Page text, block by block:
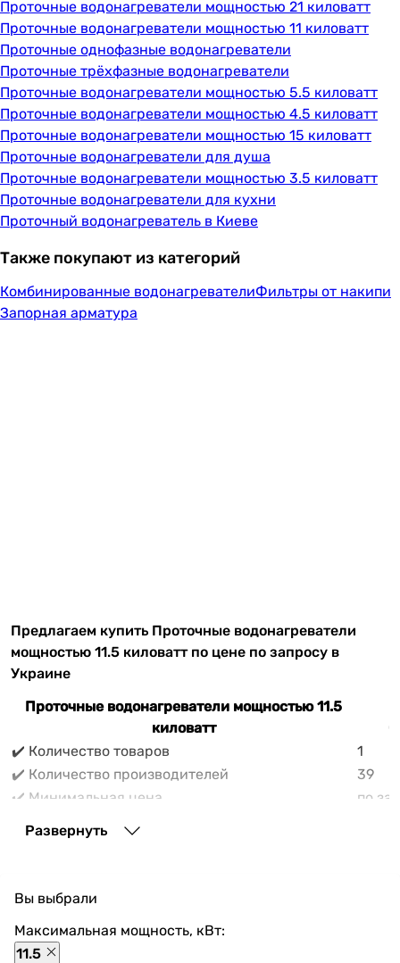
Проточные водонагреватели мощностью 21 киловатт
Проточные водонагреватели мощностью 11 киловатт
Проточные однофазные водонагреватели
Проточные трёхфазные водонагреватели
Проточные водонагреватели мощностью 5.5 киловатт
Проточные водонагреватели мощностью 4.5 киловатт
Проточные водонагреватели мощностью 15 киловатт
Проточные водонагреватели для душа
Проточные водонагреватели мощностью 3.5 киловатт
Проточные водонагреватели для кухни
Проточный водонагреватель в Киеве
Также покупают из категорий
Комбинированные водонагревателиФильтры от накипи
Запорная арматура
Предлагаем купить Проточные водонагреватели
мощностью 11.5 киловатт по цене по запросу в
Украине
Проточные водонагреватели мощностью 11.5
киловатт
✔️ Количество товаров
1
✔️ Количество производителей
39
✔️ Минимальная цена
по
✔️ Максимальная цена
✔️ Средняя цена
выгодно приобрести с доставкой по Украине. При
покупке Проточные водонагреватели мощностью 11.5
киловатт в нашем магазине доступны разнообразные
Развернуть
Вы выбрали
Максимальная мощность, кВт:
11.5